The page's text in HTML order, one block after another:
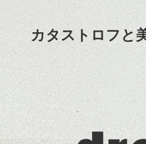
カタストロフと